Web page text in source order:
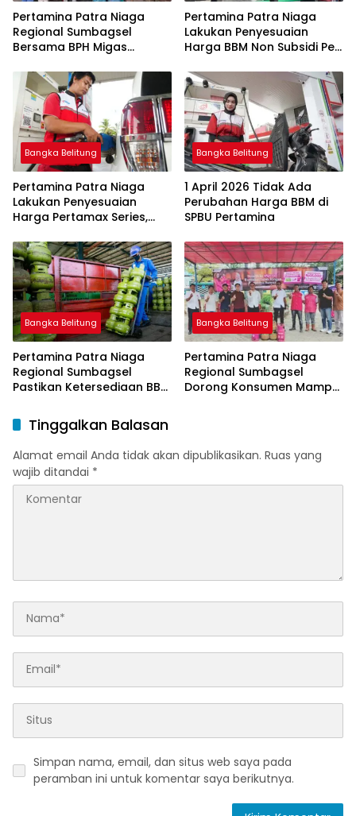
Pertamina Patra Niaga
Regional Sumbagsel
Bersama BPH Migas
Penyaluran BBM Subsidi
bagi Nelayan melalui
Aplikasi XSTAR
Pertamina Patra Niaga
Lakukan Penyesuaian
Harga BBM Non Subsidi Per
Bangka Belitung
Pertamina Patra Niaga
Lakukan Penyesuaian
Harga Pertamax Series,
Subsidi Tetap
Bangka Belitung
1 April 2026 Tidak Ada
Perubahan Harga BBM di
SPBU Pertamina
Bangka Belitung
Pertamina Patra Niaga
Regional Sumbagsel
Pastikan Ketersediaan BBM
Ramadan dan Menjelang
Idulfitri
Bangka Belitung
Pertamina Patra Niaga
Regional Sumbagsel
Dorong Konsumen Mampu
Tinggalkan Balasan
Alamat email Anda tidak akan dipublikasikan. Ruas yang
wajib ditandai *
Simpan nama, email, dan situs web saya pada
peramban ini untuk komentar saya berikutnya.